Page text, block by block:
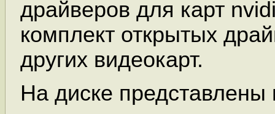
драйверов для карт
комплект открытых
других видеокарт.
На диске представлены